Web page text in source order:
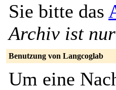
Sie bitte das
Archiv ist
Benutzung von Langcoglab
Um eine